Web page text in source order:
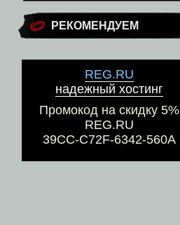
РЕКОМЕНДУЕМ
REG.RU
надежный хостинг
Промокод на скидку 5%
REG.RU
39CC-C72F-6342-560A